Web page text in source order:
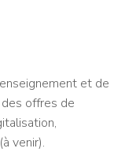
et de
offres de
venir).